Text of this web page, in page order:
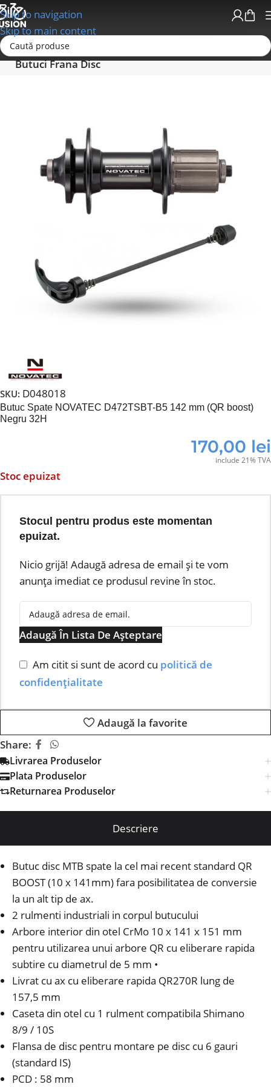
Skip to navigation
Skip to main content
Prima pagină
Butuci Frana Disc
SKU: D048018
Butuc Spate NOVATEC D472TSBT-B5 142 mm (QR boost)
Negru 32H
170,00 lei
include 21% TVA
Stoc epuizat
Stocul pentru produs este momentan
epuizat.
Nicio grijă! Adaugă adresa de email și te vom
anunța imediat ce produsul revine în stoc.
Adaugă În Lista De Așteptare
Am citit si sunt de acord cu politică de
confidențialitate
Adaugă la favorite
Share:
Livrarea Produselor
Plata Produselor
Returnarea Produselor
Descriere
Butuc disc MTB spate la cel mai recent standard QR
BOOST (10 x 141mm) fara posibilitatea de conversie
la un alt tip de ax.
2 rulmenti industriali in corpul butucului
Arbore interior din otel CrMo 10 x 141 x 151 mm
pentru utilizarea unui arbore QR cu eliberare rapida
subtire cu diametrul de 5 mm •
Livrat cu ax cu eliberare rapida QR270R lung de
157,5 mm
Caseta din otel cu 1 rulment compatibila Shimano
8/9 / 10S
Flansa de disc pentru montare pe disc cu 6 gauri
(standard IS)
PCD : 58 mm